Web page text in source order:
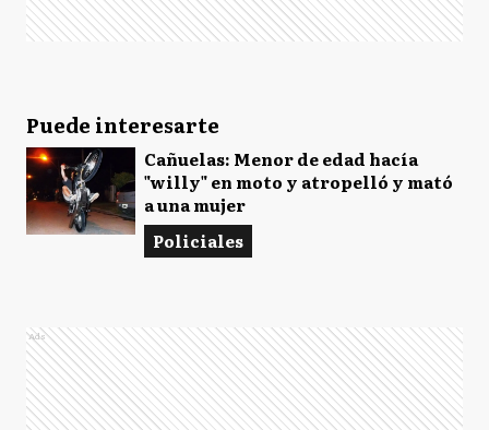
Puede interesarte
Cañuelas: Menor de edad hacía
"willy" en moto y atropelló y mató
a una mujer
Policiales
Ads